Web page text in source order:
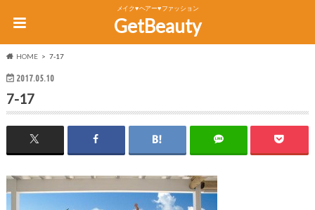
メイク♥ヘアー♥ファッション
GetBeauty
HOME 7-17
2017.05.10
7-17